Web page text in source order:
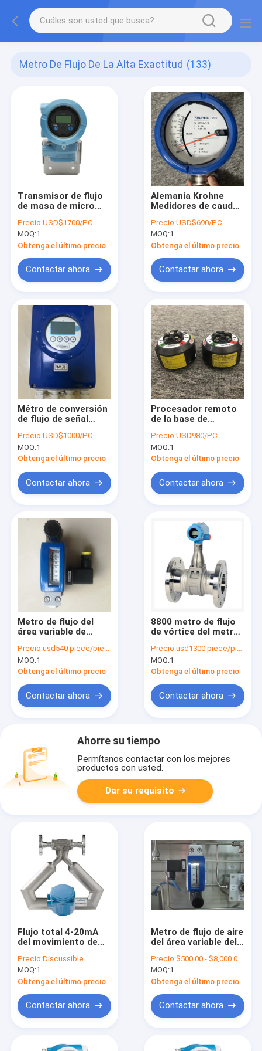
Metro De Flujo De La Alta Exactitud (133)
Transmisor de flujo
de masa de micro
Emerson
Precio:USD$1700/PC
MOQ:1
Obtenga el último precio
Contactar ahora
Alemania Krohne
Medidores de caudal
Precio:USD$690/PC
MOQ:1
Obtenga el último precio
Contactar ahora
Métro de conversión
de flujo de señal
IFC050W IFC100W
Precio:USD$1000/PC
MOQ:1
Obtenga el último precio
Contactar ahora
Procesador remoto
de la base de
Motion Type 700
para el flujómetro de
la masa de Coriolis
Precio:USD980/PC
MOQ:1
Obtenga el último precio
Contactar ahora
Metro de flujo del
área variable de
HART High Accuracy
Flow Meter
Precio:usd540 piece/pieces
MOQ:1
Obtenga el último precio
Contactar ahora
8800 metro de flujo
de vórtice del metro
exactitud de la serie
24V Rosemount
Precio:usd1300 piece/pieces
MOQ:1
Obtenga el último precio
Contactar ahora
Ahorre su tiempo
Permítanos contactar con los mejores
productos con usted.
Dar su requisito
Flujo total 4-20mA
del movimiento de
metro micro de
Coriolis
Precio:Discussible
MOQ:1
Obtenga el último precio
Contactar ahora
Metro de flujo de aire
del área variable del
alta exactitud de
Krohne IP66
Precio:$500.00 - $8,000.00/ Piece|1 Piece/Pieces(Min. Order)
MOQ:1
Obtenga el último precio
Contactar ahora